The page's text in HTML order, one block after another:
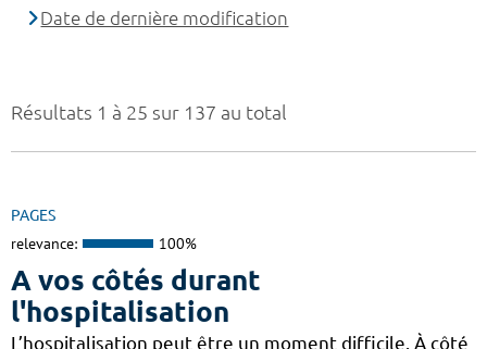
Résultats 1 à 25 sur 137 au total
PAGES
relevance: 100%
A vos côtés durant
l'hospitalisation
L’hospitalisation peut être un moment difficile. À côté
Date de dernière modification